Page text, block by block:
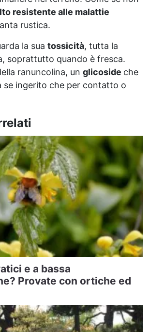
resistente alle malattie
rustica.
la sua tossicità, tutta la
soprattutto quando è fresca.
ranuncolina, un glicoside che
se ingerito che per contatto o
e a bassa
Provate con ortiche ed